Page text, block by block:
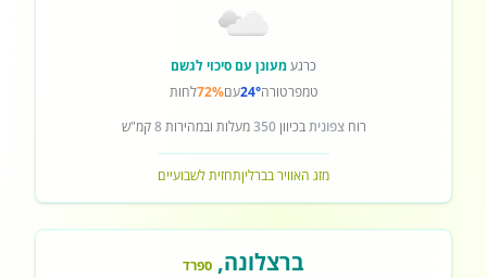
כרגעמעונן עם סיכוי לגשם
טמפרטורה24°עם72%לחות
רוחצפוניתבכיוון350מעלות ובמהירות8קמ"ש
מזג האוויר בברליןתחזית לשבועיים
ברצלונה, ספרד